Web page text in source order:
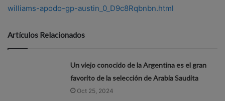
williams-apodo-gp-austin_0_D9c8Rqbnbn.html
Artículos Relacionados
Un viejo conocido de la Argentina es el gran
favorito de la selección de Arabia Saudita
Oct 25, 2024